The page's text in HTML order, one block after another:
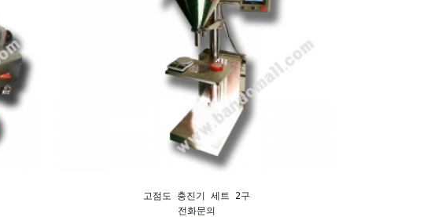
고점도 충진기 세트 2구
전화문의